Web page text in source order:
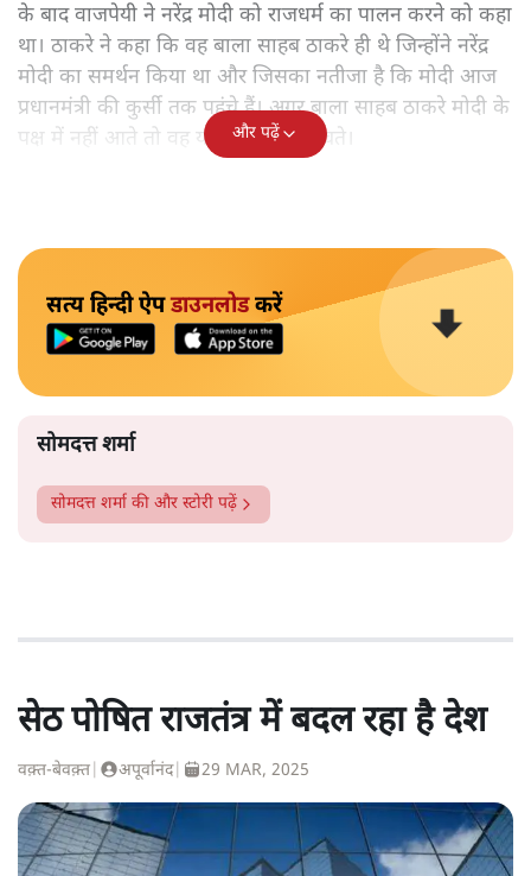
के बाद वाजपेयी ने नरेंद्र मोदी को राजधर्म का पालन करने को कहा
था। ठाकरे ने कहा कि वह बाला साहब ठाकरे ही थे जिन्होंने नरेंद्र
मोदी का समर्थन किया था और जिसका नतीजा है कि मोदी आज
प्रधानमंत्री की कुर्सी तक पहुंचे हैं। अगर बाला साहब ठाकरे मोदी के
पक्ष में नहीं आते तो वह यहां तक नहीं पहुंचते।
और पढ़ें
सत्य हिन्दी ऐपडाउनलोडकरें
सोमदत्त शर्मा
सोमदत्त शर्मा की और स्टोरी पढ़ें
सेठ पोषित राजतंत्र में बदल रहा है देश
वक़्त-बेवक़्त अपूर्वानंद| 29 MAR, 2025